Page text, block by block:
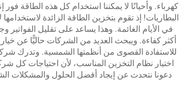
كهرباء. وأحيانًا لا يمكننا استخدام كل هذه الطاقة فور
البطاريات! إذ تقوم بتخزين الطاقة الزائدة لاستخدامها
في الأيام الغائمة. وهذا يساعد على تقليل الفواتير
أكثر كفاءة. ويبحث العديد من الشركات حاليًّا عن
اختيار نظام التخزين المناسب، لأن احتياجات كل
دعونا نتحدث عن إيجاد أفضل الحلول والمشكلات